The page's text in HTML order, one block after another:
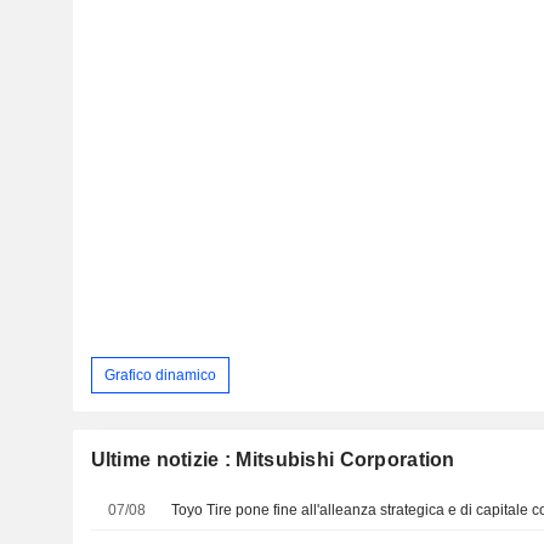
Grafico dinamico
Ultime notizie : Mitsubishi Corporation
07/08 Toyo Tire pone fine all'alleanza strategica e di capitale